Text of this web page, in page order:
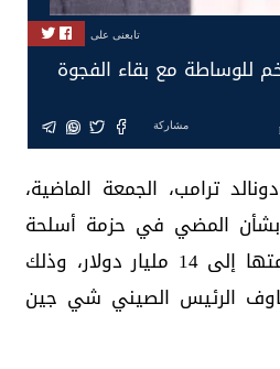
تابعنى على
للوساطة مع بقاء الفجوة
مشاركة
ترامب، الجمعة الماضية،
بشأن المضي في حزمة أسلحة
كبيرة لتايوان، تصل قيمتها إلى 14 مليار دولار، وذلك
الرئيس الصيني شي جين